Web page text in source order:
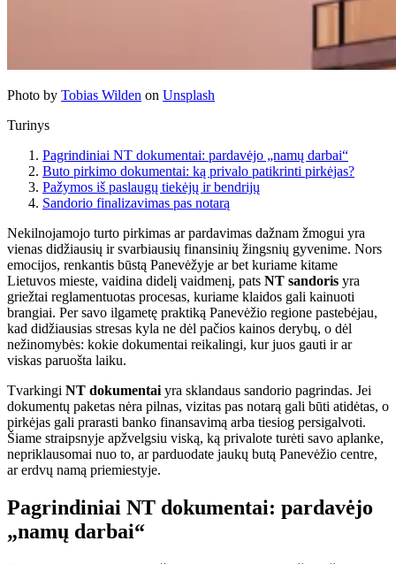
Photo by Tobias Wilden on Unsplash
Turinys
Pagrindiniai NT dokumentai: pardavėjo „namų darbai“
Buto pirkimo dokumentai: ką privalo patikrinti pirkėjas?
Pažymos iš paslaugų tiekėjų ir bendrijų
Sandorio finalizavimas pas notarą
Nekilnojamojo turto pirkimas ar pardavimas dažnam žmogui yra
vienas didžiausių ir svarbiausių finansinių žingsnių gyvenime. Nors
emocijos, renkantis būstą Panevėžyje ar bet kuriame kitame
Lietuvos mieste, vaidina didelį vaidmenį, pats NT sandoris yra
griežtai reglamentuotas procesas, kuriame klaidos gali kainuoti
brangiai. Per savo ilgametę praktiką Panevėžio regione pastebėjau,
kad didžiausias stresas kyla ne dėl pačios kainos derybų, o dėl
nežinomybės: kokie dokumentai reikalingi, kur juos gauti ir ar
viskas paruošta laiku.
Tvarkingi NT dokumentai yra sklandaus sandorio pagrindas. Jei
dokumentų paketas nėra pilnas, vizitas pas notarą gali būti atidėtas, o
pirkėjas gali prarasti banko finansavimą arba tiesiog persigalvoti.
Šiame straipsnyje apžvelgsiu viską, ką privalote turėti savo aplanke,
nepriklausomai nuo to, ar parduodate jaukų butą Panevėžio centre,
ar erdvų namą priemiestyje.
Pagrindiniai NT dokumentai: pardavėjo
„namų darbai“